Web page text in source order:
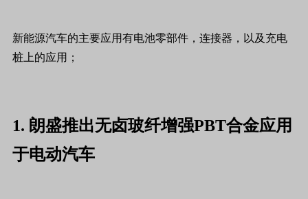
新能源汽车的主要应用有电池零部件，连接器，以及充电
桩上的应用；
1. 朗盛推出无卤玻纤增强PBT合金应用
于电动汽车